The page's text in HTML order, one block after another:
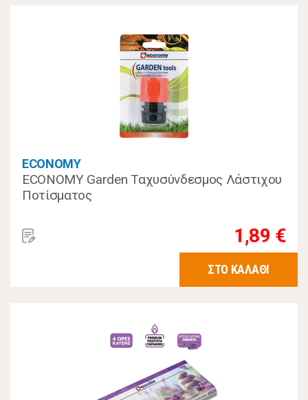
ECONOMY
ECONOMY Garden Ταχυσύνδεσμος Λάστιχου
Ποτίσματος
1,89 €
ΣΤΟ ΚΑΛΑΘΙ